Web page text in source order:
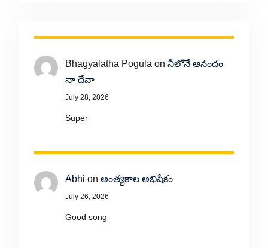
Bhagyalatha Pogula on నీలోనే ఆనందం
నా దేవా
July 28, 2026
Super
Abhi on అంత్యకాల అభిషేకం
July 26, 2026
Good song